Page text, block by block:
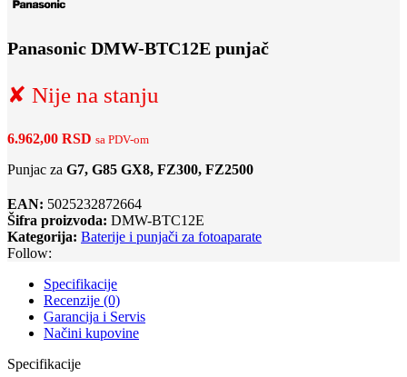
Panasonic DMW-BTC12E punjač
✘ Nije na stanju
6.962,00 RSD sa PDV-om
Punjac za G7, G85 GX8, FZ300, FZ2500
EAN: 5025232872664
Šifra proizvoda: DMW-BTC12E
Kategorija: Baterije i punjači za fotoaparate
Follow:
Specifikacije
Recenzije (0)
Garancija i Servis
Načini kupovine
Specifikacije